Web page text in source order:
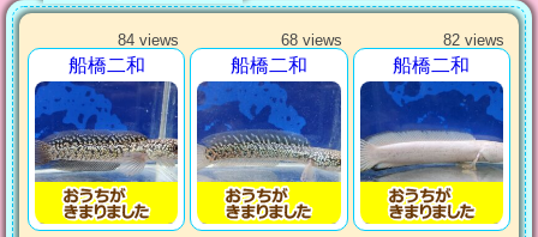
84 views
船橋二和
68 views
船橋二和
82 views
船橋二和